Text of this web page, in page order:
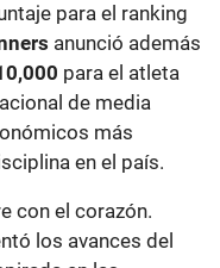
para el ranking
anunció además
para el atleta
de media
más
en el país.
con el corazón.
los avances del